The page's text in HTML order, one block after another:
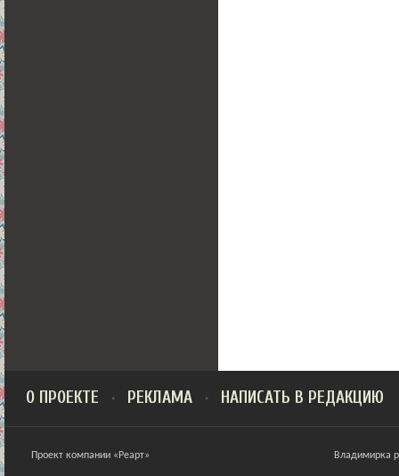
О ПРОЕКТЕ РЕКЛАМА НАПИСАТЬ В РЕДАКЦИЮ
Проект компании «Реарт» Владимирка